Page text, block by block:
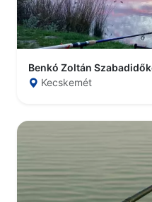
Benkó Zoltán
Kecskemét